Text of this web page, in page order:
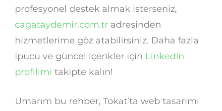
profesyonel destek almak isterseniz,
cagataydemir.com.tr adresinden
hizmetlerime göz atabilirsiniz. Daha fazla
ipucu ve güncel içerikler için LinkedIn
profilimi takipte kalın!
Umarım bu rehber, Tokat’ta web tasarımı